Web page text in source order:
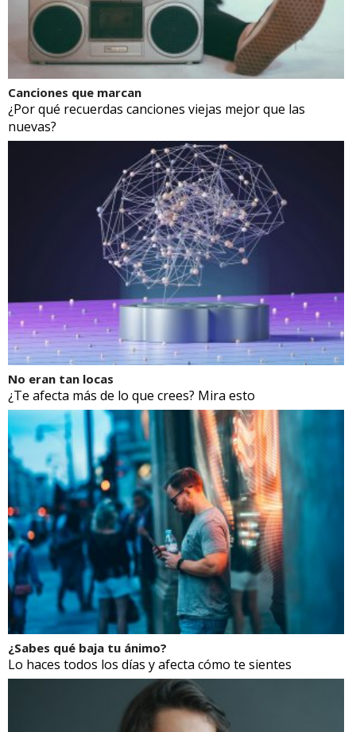
Canciones que marcan
¿Por qué recuerdas canciones viejas mejor que las
nuevas?
No eran tan locas
¿Te afecta más de lo que crees? Mira esto
¿Sabes qué baja tu ánimo?
Lo haces todos los días y afecta cómo te sientes